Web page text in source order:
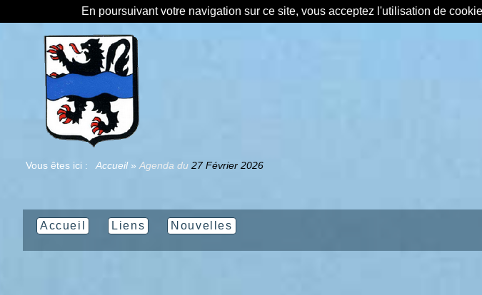
En poursuivant votre navigation sur ce site, vous acceptez l'utilisation de
Vous êtes ici : Accueil » Agenda du 27 Février 2026
Accueil Liens Nouvelles